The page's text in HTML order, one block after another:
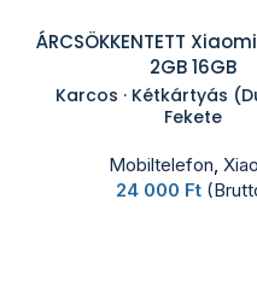
ÁRCSÖKKENTETT
2GB 16GB
Karcos · Kétkártyás
Fekete
Mobiltelefon,
24 000 Ft